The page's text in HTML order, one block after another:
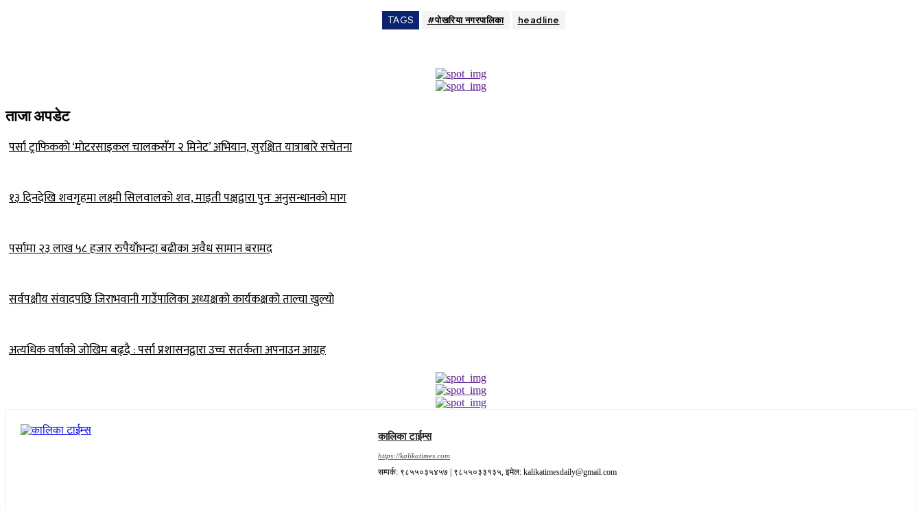
TAGS #पोखरिया नगरपालिका headline
ताजा अपडेट
पर्सा ट्राफिककाे ‘माेटरसाइकल चालकसँग २ मिनेट’ अभियान, सुरक्षित यात्राबारे सचेतना
१३ दिनदेखि शवगृहमा लक्ष्मी सिलवालको शव, माइती पक्षद्वारा पुनः अनुसन्धानको माग
पर्सामा २३ लाख ५८ हजार रुपैयाँभन्दा बढीका अवैध सामान बरामद
सर्वपक्षीय संवादपछि जिराभवानी गाउँपालिका अध्यक्षको कार्यकक्षको ताल्चा खुल्यो
अत्यधिक वर्षाको जोखिम बढ्दै : पर्सा प्रशासनद्वारा उच्च सतर्कता अपनाउन आग्रह
कालिका टाईम्स
https://kalikatimes.com
सम्पर्क: ९८५५०३५४५७ | ९८५५०३३१३५, इमेल: kalikatimesdaily@gmail.com